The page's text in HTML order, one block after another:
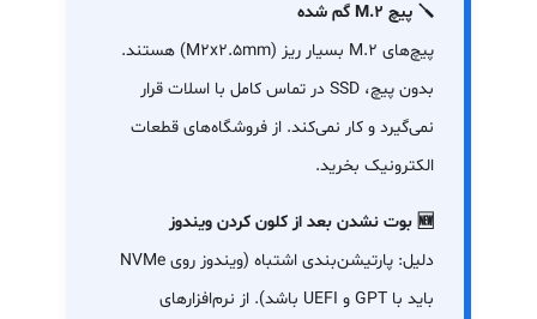
🪛 پیچ M.2 گم شده
پیچ‌های M.2 بسیار ریز (M2x2.5mm) هستند.
بدون پیچ، SSD در تماس کامل با اسلات قرار
نمی‌گیرد و کار نمی‌کند. از فروشگاه‌های قطعات
الکترونیک بخرید.
🆕 بوت نشدن بعد از کلون کردن ویندوز
دلیل: پارتیشن‌بندی اشتباه (ویندوز روی NVMe
باید با GPT و UEFI باشد). از نرم‌افزارهای